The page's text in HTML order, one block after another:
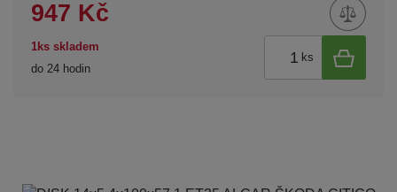
947 Kč
1ks skladem
do 24 hodin
ks